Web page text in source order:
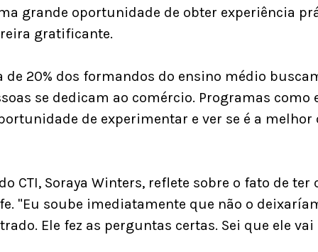
grande oportunidade de obter experiência
gratificante.
de 20% dos formandos do ensino médio
se dedicam ao comércio. Programas como
de experimentar e ver se é a melhor
CTI, Soraya Winters, reflete sobre o fato de
"Eu soube imediatamente que não o
Ele fez as perguntas certas. Sei que ele